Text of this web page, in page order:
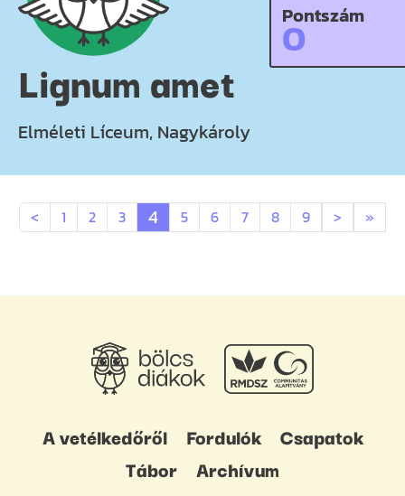
Lignum amet
Elméleti Líceum, Nagykároly
Pontszám
0
< 1 2 3 4 5 6 7 8 9 > »
A vetélkedőről Fordulók
Csapatok
Tábor
Archívum